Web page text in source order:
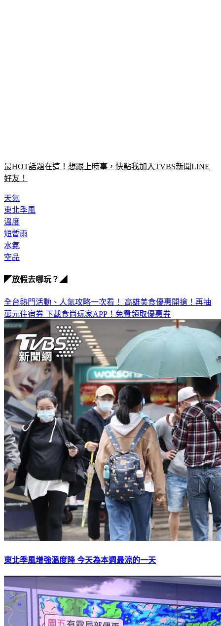
最HOT話題在這！想跟上時事，快點我加入TVBS新聞LINE
天氣
東北季風
溫度
短暫雨
水氣
全台熱門活動、人氣攻略一次看！高雄美食優惠開搶！再抽
萬元住宿券下載食尚玩家APP！免費領取優惠券